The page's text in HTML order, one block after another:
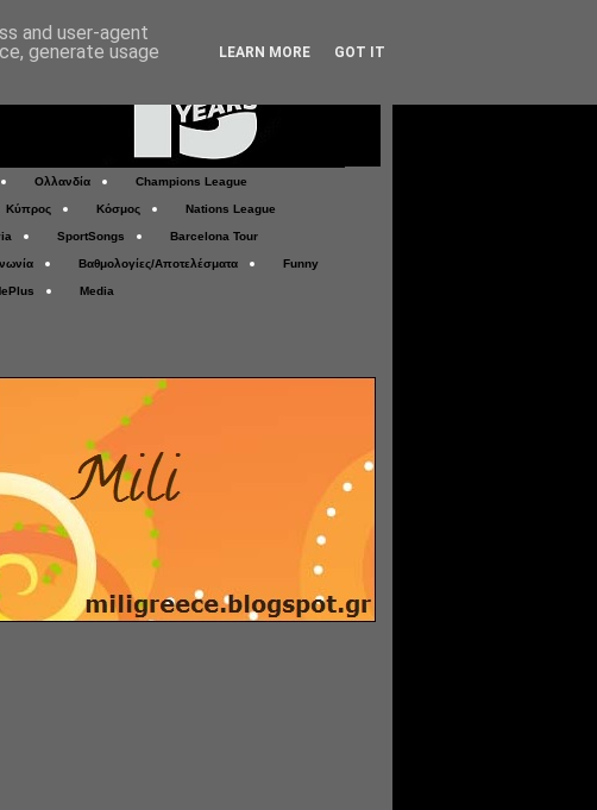
Ολλανδία Champions League
Κύπρος Κόσμος Nations League
SportSongs Barcelona Tour
Βαθμολογίες/Αποτελέσματα Funny
Media
and user-agent
generate usage
LEARN MORE GOT IT